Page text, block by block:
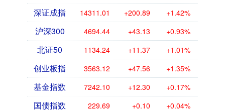
深证成指 14311.01 +200.89 +1.42%
沪深300 4694.44 +43.13 +0.93%
北证50 1134.24 +11.37 +1.01%
创业板指 3563.12 +47.56 +1.35%
基金指数 7242.10 +12.30 +0.17%
国债指数 229.69 +0.10 +0.04%